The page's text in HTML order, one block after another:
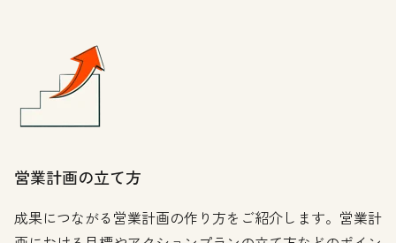
営業計画の立て方
成果につながる営業計画の作り方をご紹介します。営業計